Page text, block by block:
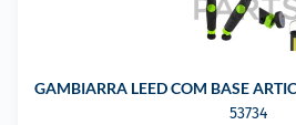
GAMBIARRA LEED COM BASE
53734